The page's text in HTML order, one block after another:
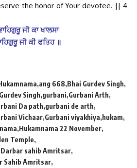
the honor of Your devotee. || 4
ਜੀ ਕਾ ਖਾਲਸਾ
ਜੀ ਕੀ ਫਤਿਹ ॥
ang 668 Bhai Gurdev Singh
Singh gurbani Gurbani Arth
Da path gurbani de arth
Vichaar Gurbani viyakhiya hukam
Hukamnama 22 November
Temple
sahib Amritsar
Sahib Amritsar